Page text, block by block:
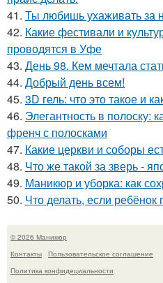
41. Ты любишь ухаживать за
42. Какие фестивали и
проводятся в Уфе
43. День 98. Кем мечтала
44. Добрый день всем!
45. 3D гель: что это такое и
46. Элегантность в полоску:
френч с полосками
47. Какие церкви и соборы
48. Что же такой за зверь -
49. Маникюр и уборка: как
50. Что делать, если ребёнок
© 2026 Маникюр
Контакты
Пользовательское соглашение
Политика конфидециальности